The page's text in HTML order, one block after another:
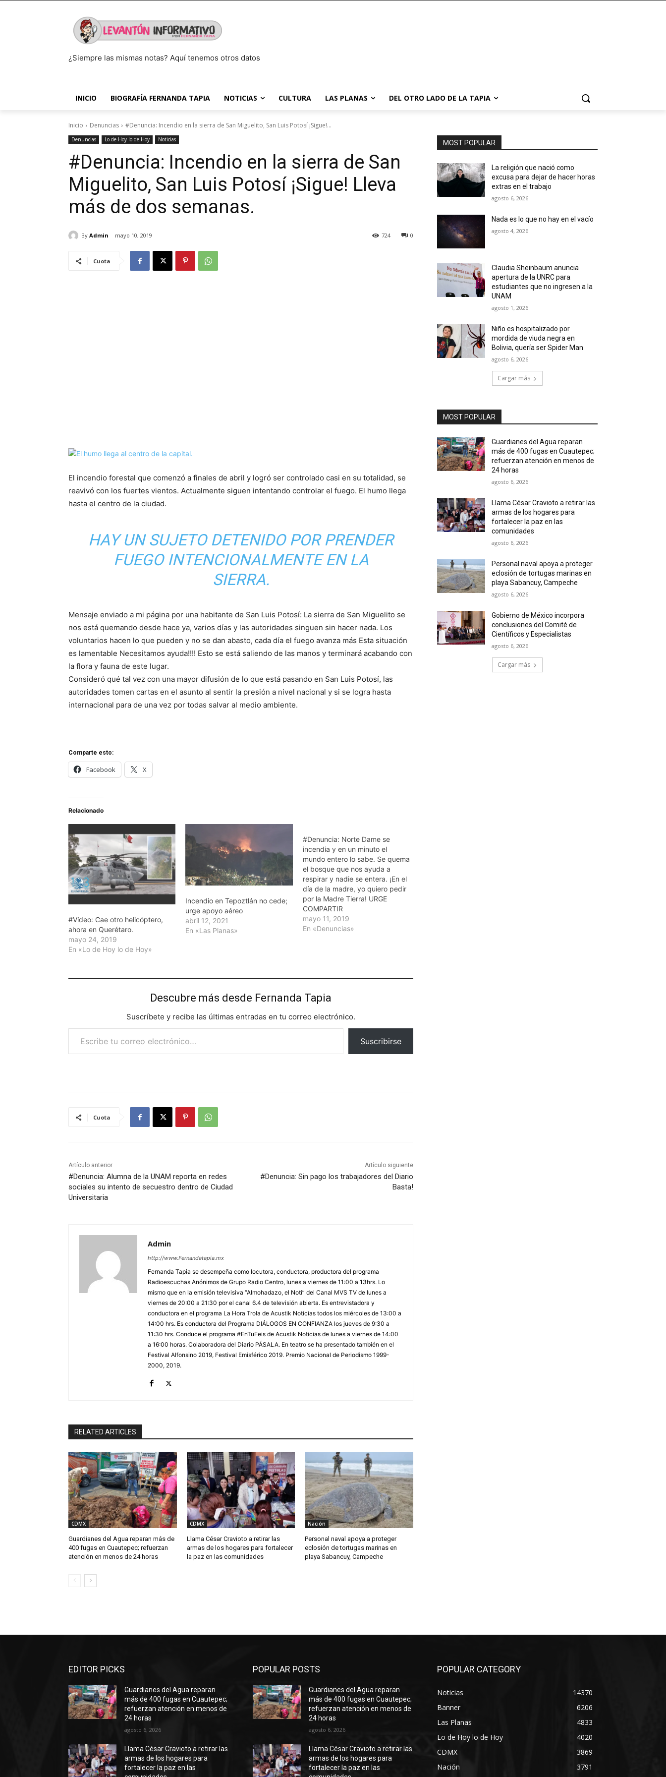
¿Siempre las mismas notas? Aquí tenemos otros datos
INICIO BIOGRAFÍA FERNANDA TAPIA NOTICIAS CULTURA LAS PLANAS DEL OTRO LADO DE LA TAPIA
Inicio Denuncias #Denuncia: Incendio en la sierra de San Miguelito, San Luis Potosí ¡Sigue!...
Denuncias Lo de Hoy lo de Hoy Noticias
#Denuncia: Incendio en la sierra de San
Miguelito, San Luis Potosí ¡Sigue! Lleva
más de dos semanas.
By Admin mayo 10, 2019 0
724
Cuota
El incendio forestal que comenzó a finales de abril y logró ser controlado casi en su totalidad, se
reavivó con los fuertes vientos. Actualmente siguen intentando controlar el fuego. El humo llega
hasta el centro de la ciudad.
HAY UN SUJETO DETENIDO POR PRENDER
FUEGO INTENCIONALMENTE EN LA
SIERRA.
Mensaje enviado a mi página por una habitante de San Luis Potosí: La sierra de San Miguelito se
nos está quemando desde hace ya, varios días y las autoridades singuen sin hacer nada. Los
voluntarios hacen lo que pueden y no se dan abasto, cada día el fuego avanza más Esta situación
es lamentable Necesitamos ayuda!!!! Esto se está saliendo de las manos y terminará acabando con
la flora y fauna de este lugar.
Consideró qué tal vez con una mayor difusión de lo que está pasando en San Luis Potosí, las
autoridades tomen cartas en el asunto al sentir la presión a nivel nacional y si se logra hasta
internacional para de una vez por todas salvar al medio ambiente.
Comparte esto:
Facebook X
Relacionado
#Vídeo: Cae otro helicóptero,
ahora en Querétaro.
mayo 24, 2019
En «Lo de Hoy lo de Hoy»
Incendio en Tepoztlán no cede;
urge apoyo aéreo
abril 12, 2021
En «Las Planas»
#Denuncia: Norte Dame se
incendia y en un minuto el
mundo entero lo sabe. Se quema
el bosque que nos ayuda a
respirar y nadie se entera. ¡En el
día de la madre, yo quiero pedir
por la Madre Tierra! URGE
COMPARTIR
mayo 11, 2019
En «Denuncias»
Descubre más desde Fernanda Tapia
Suscríbete y recibe las últimas entradas en tu correo electrónico.
Escribe tu correo electrónico…
Suscribirse
Cuota
Artículo anterior
#Denuncia: Alumna de la UNAM reporta en redes
sociales su intento de secuestro dentro de Ciudad
Universitaria
Artículo siguiente
#Denuncia: Sin pago los trabajadores del Diario
Basta!
Admin
http://www.Fernandatapia.mx
Fernanda Tapia se desempeña como locutora, conductora, productora del programa
Radioescuchas Anónimos de Grupo Radio Centro, lunes a viernes de 11:00 a 13hrs. Lo
mismo que en la emisión televisiva “Almohadazo, el Noti” del Canal MVS TV de lunes a
viernes de 20:00 a 21:30 por el canal 6.4 de televisión abierta. Es entrevistadora y
conductora en el programa La Hora Trola de Acustik Noticias todos los miércoles de 13:00 a
14:00 hrs. Es conductora del Programa DIÁLOGOS EN CONFIANZA los jueves de 9:30 a
11:30 hrs. Conduce el programa #EnTuFeis de Acustik Noticias de lunes a viernes de 14:00
a 16:00 horas. Colaboradora del Diario PÁSALA. En teatro se ha presentado también en el
Festival Alfonsino 2019, Festival Emisférico 2019. Premio Nacional de Periodismo 1999-
2000, 2019.
RELATED ARTICLES
CDMX
Guardianes del Agua reparan más de
400 fugas en Cuautepec; refuerzan
atención en menos de 24 horas
CDMX
Llama César Cravioto a retirar las
armas de los hogares para fortalecer
la paz en las comunidades
Nación
Personal naval apoya a proteger
eclosión de tortugas marinas en
playa Sabancuy, Campeche
MOST POPULAR
La religión que nació como
excusa para dejar de hacer horas
extras en el trabajo
agosto 6, 2026
Nada es lo que no hay en el vacío
agosto 4, 2026
Claudia Sheinbaum anuncia
apertura de la UNRC para
estudiantes que no ingresen a la
UNAM
agosto 1, 2026
Niño es hospitalizado por
mordida de viuda negra en
Bolivia, quería ser Spider Man
agosto 6, 2026
Cargar más
MOST POPULAR
Guardianes del Agua reparan
más de 400 fugas en Cuautepec;
refuerzan atención en menos de
24 horas
agosto 6, 2026
Llama César Cravioto a retirar las
armas de los hogares para
fortalecer la paz en las
comunidades
agosto 6, 2026
Personal naval apoya a proteger
eclosión de tortugas marinas en
playa Sabancuy, Campeche
agosto 6, 2026
Gobierno de México incorpora
conclusiones del Comité de
Científicos y Especialistas
agosto 6, 2026
Cargar más
EDITOR PICKS
Guardianes del Agua reparan
más de 400 fugas en Cuautepec;
refuerzan atención en menos de
24 horas
agosto 6, 2026
Llama César Cravioto a retirar las
armas de los hogares para
fortalecer la paz en las
POPULAR POSTS
Guardianes del Agua reparan
más de 400 fugas en Cuautepec;
refuerzan atención en menos de
24 horas
agosto 6, 2026
Llama César Cravioto a retirar las
armas de los hogares para
fortalecer la paz en las
POPULAR CATEGORY
Noticias
14370
Banner
6206
Las Planas
4833
Lo de Hoy lo de Hoy
4020
CDMX
3869
Nación
3791